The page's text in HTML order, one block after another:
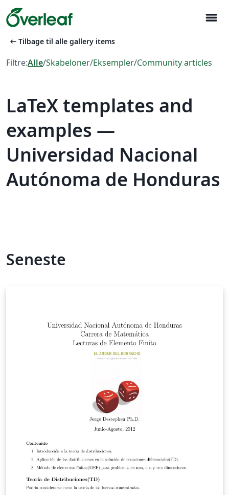
menu
arrow_left_alt Tilbage til alle gallery items
Filtre:Alle/Skabeloner/Eksempler/Community articles
LaTeX templates and
examples —
Universidad Nacional
Autónoma de Honduras
Seneste